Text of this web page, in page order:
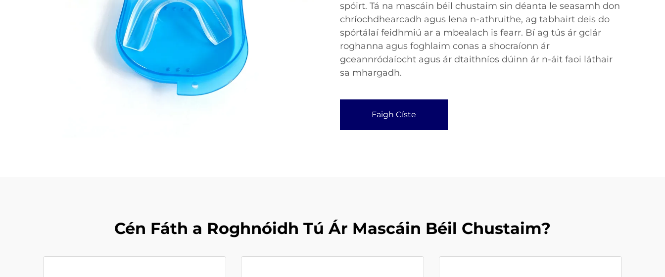
spóirt. Tá na mascáin béil chustaim sin déanta le seasamh don
chríochdhearcadh agus lena n-athruithe, ag tabhairt deis do
spórtálaí feidhmiú ar a mbealach is fearr. Bí ag tús ár gclár
roghanna agus foghlaim conas a shocraíonn ár
gceannródaíocht agus ár dtaithníos dúinn ár n-áit faoi láthair
sa mhargadh.
Faigh Císte
Cén Fáth a Roghnóidh Tú Ár Mascáin Béil Chustaim?